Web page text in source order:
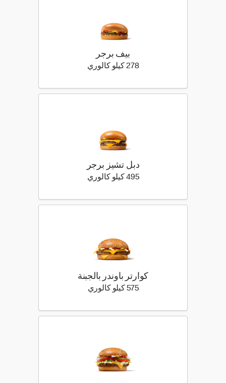
بيف برجر
278 كيلو كالوري
دبل تشيز برجر
495 كيلو كالوري
كوارتر باوندر بالجبنة
575 كيلو كالوري